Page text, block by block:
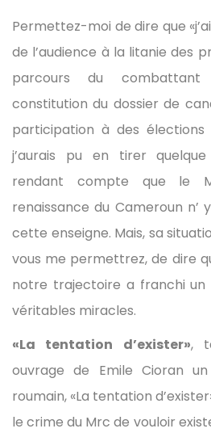
Permettez-moi de dire que
de l’audience à la litanie des
parcours du
constitution du dossier de
participation à des
j’aurais pu en tirer
rendant compte que le
renaissance du Cameroun n’
cette enseigne. Mais, sa
vous me permettrez, de dire
notre trajectoire a franchi un
véritables miracles.
«La tentation d’exister»,
ouvrage de Emile Cioran
roumain, «La tentation
le crime du Mrc de vouloir